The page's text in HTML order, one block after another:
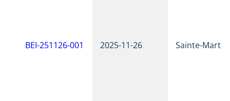
BEI-251126-001 2025-11-26 Sainte-